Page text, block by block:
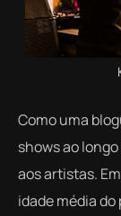
Como uma
shows ao
aos artistas.
idade média